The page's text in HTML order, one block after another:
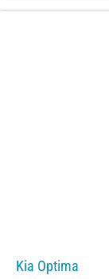
Kia Optima